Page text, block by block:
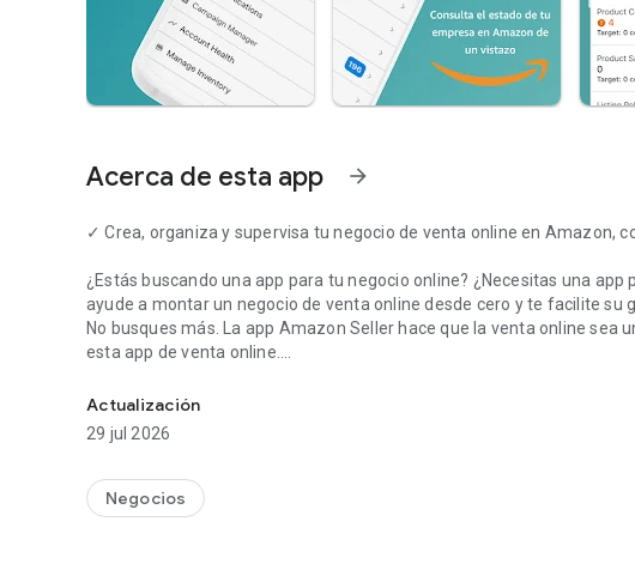
Acerca de esta app arrow_forward
✓ Crea, organiza y supervisa tu negocio de venta online en Amazon,
¿Estás buscando una app para tu negocio online? ¿Necesitas una
ayude a montar un negocio de venta online desde cero y te facilite su
No busques más. La app Amazon Seller hace que la venta online sea
esta app de venta online.
👉 Utiliza Amazon Seller para crear tu negocio de venta online de
unos sencillos pasos.
* Elige tu estrategia de venta (revendedor, propietario o ambas cosas)
* Crea una cuenta de vendedor online de Amazon
Actualización
29 jul 2026
Negocios